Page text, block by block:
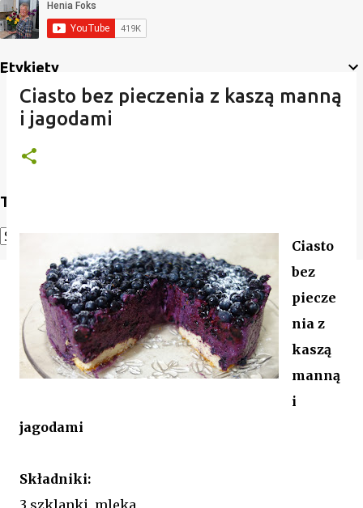
Etykiety
Translate
Translate
Ciasto bez pieczenia z kaszą manną
i jagodami
Ciasto
bez
piecze
nia z
kaszą
manną
i
jagodami
Składniki:
3 szklanki mleka